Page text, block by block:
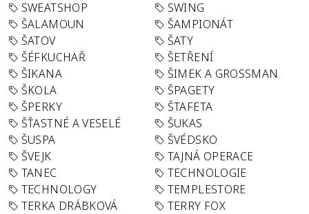
SWEATSHOP
SWING
ŠALAMOUN
ŠAMPIONÁT
ŠATOV
ŠATY
ŠÉFKUCHAŘ
ŠETŘENÍ
ŠIKANA
ŠIMEK A GROSSMAN
ŠKOLA
ŠPAGETY
ŠPERKY
ŠTAFETA
ŠŤASTNÉ A VESELÉ
ŠUKAS
ŠUSPA
ŠVÉDSKO
ŠVEJK
TAJNÁ OPERACE
TANEC
TECHNOLOGIE
TECHNOLOGY
TEMPLESTORE
TERKA DRÁBKOVÁ
TERRY FOX